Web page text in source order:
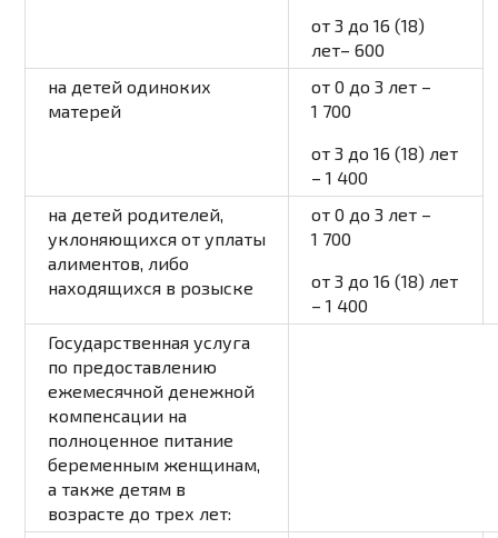
от 3 до 16 (18)
лет– 600
на детей одиноких
матерей
от 0 до 3 лет –
1 700
от 3 до 16 (18) лет
– 1 400
на детей родителей,
уклоняющихся от уплаты
алиментов, либо
находящихся в розыске
от 0 до 3 лет –
1 700
от 3 до 16 (18) лет
– 1 400
Государственная услуга
по предоставлению
ежемесячной денежной
компенсации на
полноценное питание
беременным женщинам,
а также детям в
возрасте до трех лет: